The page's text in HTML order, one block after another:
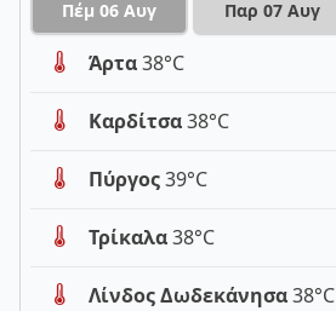
Πέμ 06 Αυγ Παρ 07 Αυγ
Άρτα38°C
Καρδίτσα38°C
Πύργος39°C
Τρίκαλα38°C
Λίνδος Δωδεκάνησα38°C